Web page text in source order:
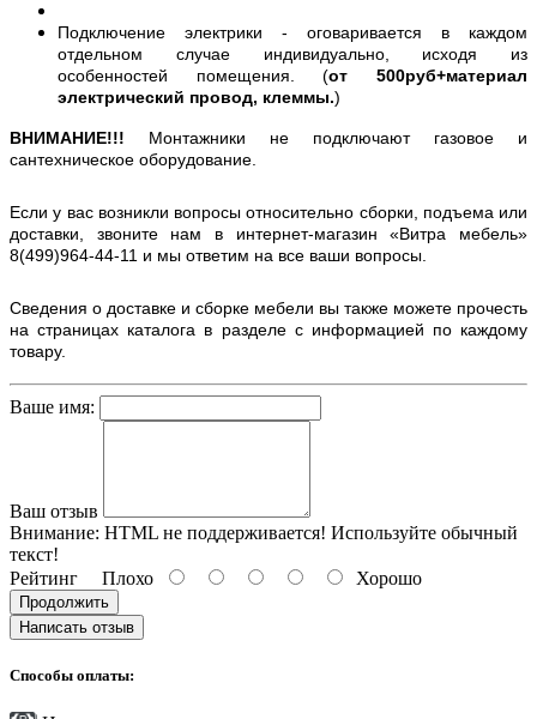
Подключение электрики - оговаривается в каждом
отдельном случае индивидуально, исходя из
особенностей помещения. (от 500руб+материал
электрический провод, клеммы.)
ВНИМАНИЕ!!! Монтажники не подключают газовое и
сантехническое оборудование.
Если у вас возникли вопросы относительно сборки, подъема или
доставки, звоните нам в интернет-магазин «Витра мебель»
8(499)964-44-11 и мы ответим на все ваши вопросы.
Сведения о доставке и сборке мебели вы также можете прочесть
на страницах каталога в разделе с информацией по каждому
товару.
Ваше имя:
Ваш отзыв
Внимание: HTML не поддерживается! Используйте обычный
текст!
Рейтинг Плохо Хорошо
Продолжить
Написать отзыв
Способы оплаты: